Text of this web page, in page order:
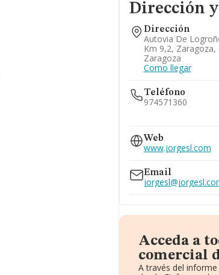
Dirección
Dirección
Autovia De
Km 9,2, Zaragoza,
Zaragoza
Como llegar
Teléfono
974571360
Ver teléfono 622...
976770598
Web
www.jorgesl.com
Email
Acceda a
comercial
A través del